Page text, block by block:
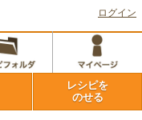
ログイン
レシピを
のせる